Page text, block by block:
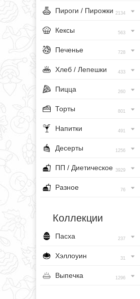
Пироги / Пирожки 2134
Кексы 563
Печенье 728
Хлеб / Лепешки 433
Пицца 260
Торты 801
Напитки 491
Десерты 1256
ПП / Диетическое 3929
Разное 76
Коллекции
Пасха 237
Хэллоуин 31
Выпечка 1296